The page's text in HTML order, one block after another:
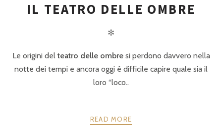
IL TEATRO DELLE OMBRE
✻
Le origini del teatro delle ombresi perdono davvero nella
notte dei tempi e ancora oggi è difficile capire quale sia il
loro “loco..
READ MORE